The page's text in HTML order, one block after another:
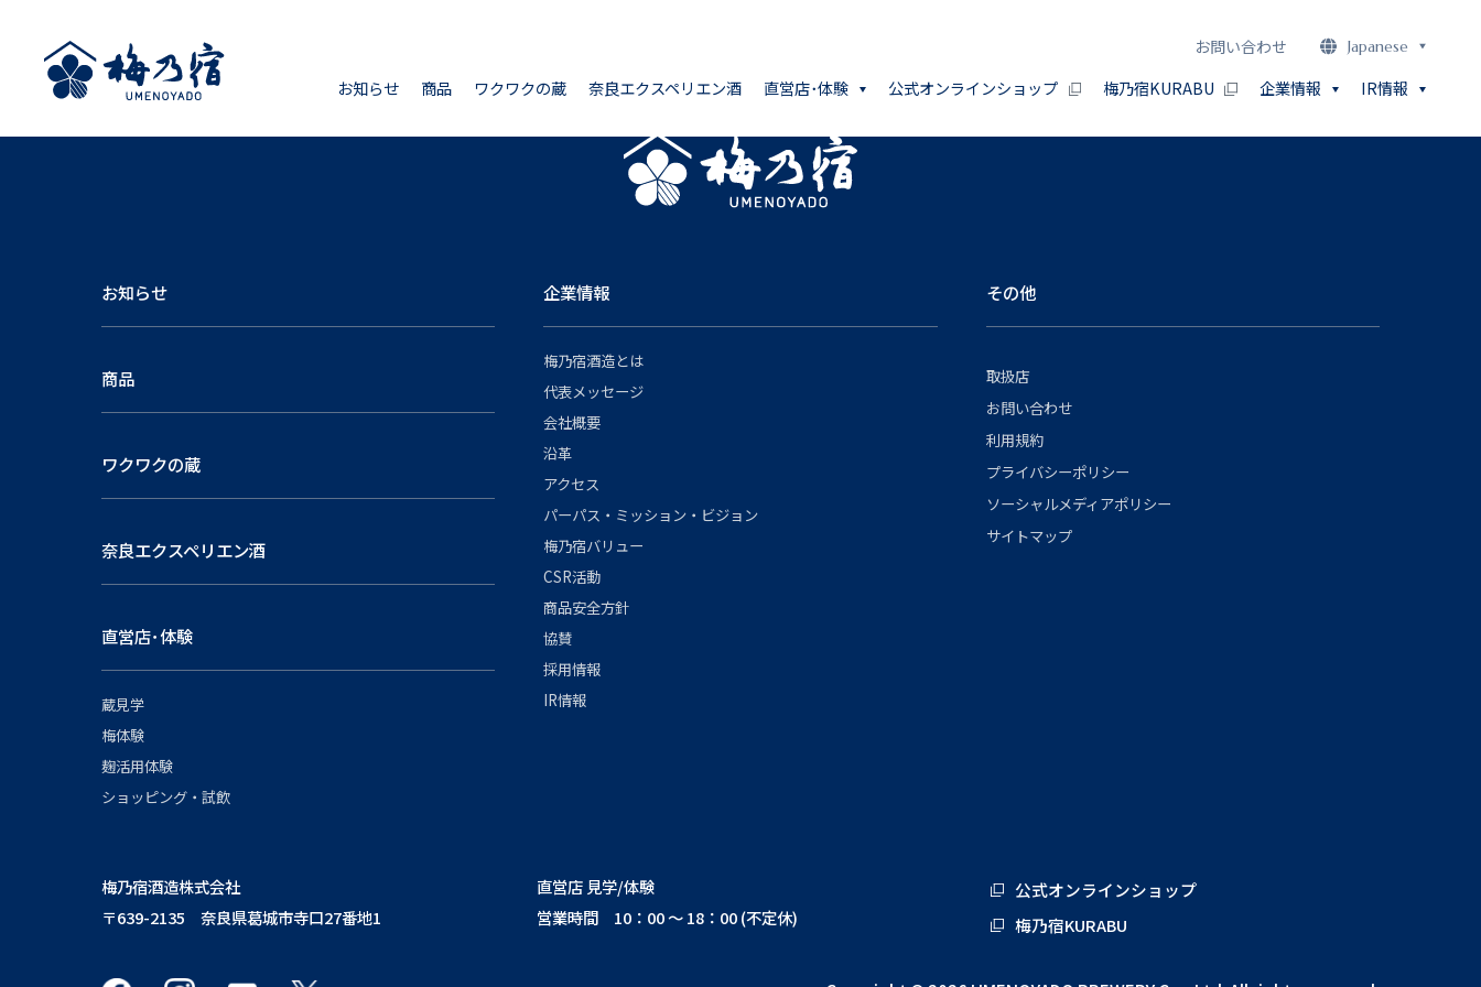
お問い合わせ Japanese
お知らせ 商品 ワクワクの蔵 奈良エクスペリエン酒 直営店･体験 公式オンラインショップ 梅乃宿KURABU 企業情報 IR情報
お知らせ
商品
ワクワクの蔵
奈良エクスペリエン酒
直営店･体験
蔵見学
梅体験
麹活用体験
ショッピング・試飲
企業情報
梅乃宿酒造とは
代表メッセージ
会社概要
沿革
アクセス
パーパス・ミッション・ビジョン
梅乃宿バリュー
CSR活動
商品安全方針
協賛
採用情報
IR情報
その他
取扱店
お問い合わせ
利用規約
プライバシーポリシー
ソーシャルメディアポリシー
サイトマップ
梅乃宿酒造株式会社
〒639-2135 奈良県葛城市寺口27番地1
直営店 見学/体験
営業時間 10：00 ～ 18：00 (不定休)
公式オンラインショップ
梅乃宿KURABU